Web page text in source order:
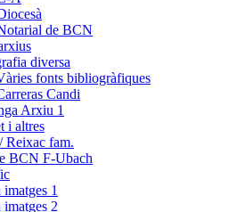
de BCN
diversa
fonts bibliogràfiques
Candi
Arxiu 1
i altres
Reixac fam.
BCN F-Ubach
1
imatges 2